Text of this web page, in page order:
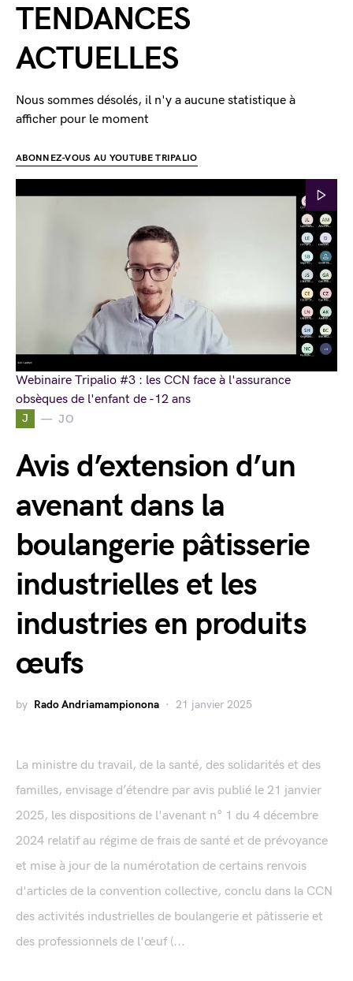
J JO
Avis d’extension d’un
avenant dans la
boulangerie pâtisserie
industrielles et les
industries en produits
œufs
by Rado Andriamampionona 21 janvier 2025
La ministre du travail, de la santé, des solidarités et des
familles, envisage d’étendre par avis publié le 21 janvier
2025, les dispositions de l'avenant n° 1 du 4 décembre
2024 relatif au régime de frais de santé et de prévoyance
et mise à jour de la numérotation de certains renvois
d'articles de la convention collective, conclu dans la CCN
des activités industrielles de boulangerie et pâtisserie et
des professionnels de l'œuf (...
TENDANCES
ACTUELLES
Nous sommes désolés, il n'y a aucune statistique à
afficher pour le moment
ABONNEZ-VOUS AU YOUTUBE TRIPALIO
Webinaire Tripalio #3 : les CCN face à l'assurance
obsèques de l'enfant de -12 ans